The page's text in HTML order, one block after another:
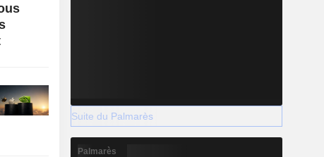
Suite du Palmarès
Palmarès